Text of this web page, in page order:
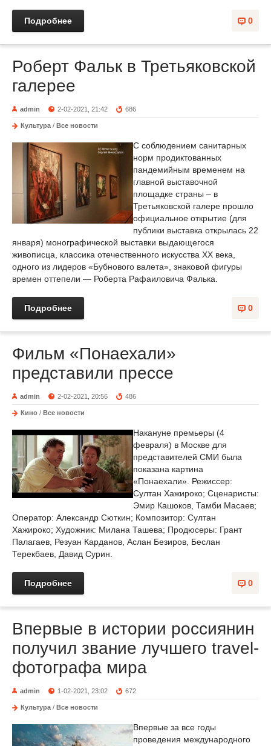
0
Подробнее
Роберт Фальк в Третьяковской
галерее
admin 2-02-2021, 21:42 686
Культура / Все новости
С соблюдением санитарных
норм продиктованных
пандемийным временем на
главной выставочной
площадке страны – в
Третьяковской галере прошло
официальное открытие (для
публики выставка открылась 22
января) монографической выставки выдающегося
живописца, классика отечественного искусства ХХ века,
одного из лидеров «Бубнового валета», знаковой фигуры
времен оттепели — Роберта Рафаиловича Фалька.
0
Подробнее
Фильм «Понаехали»
представили прессе
admin 2-02-2021, 20:56 486
Кино / Все новости
Накануне премьеры (4
февраля) в Москве для
представителей СМИ была
показана картина
«Понаехали». Режиссер:
Султан Хажироко; Сценаристы:
Эмир Кашоков, Тамби Масаев;
Оператор: Александр Сюткин; Композитор: Султан
Хажироко; Художник: Милана Ташева; Продюсеры: Грант
Палагаев, Резуан Карданов, Аслан Безиров, Беслан
Терекбаев, Давид Сурин.
0
Подробнее
Впервые в истории россиянин
получил звание лучшего travel-
фотографа мира
admin 1-02-2021, 23:02 672
Культура / Все новости
Впервые за все годы
проведения международного